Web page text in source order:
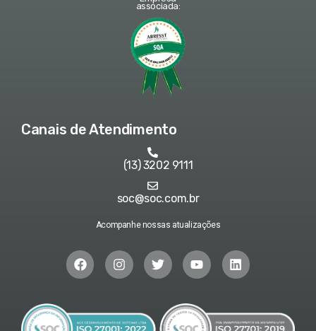
associada:
Canais de Atendimento
(13) 3202 9111
soc@soc.com.br
Acompanhe nossas atualizações